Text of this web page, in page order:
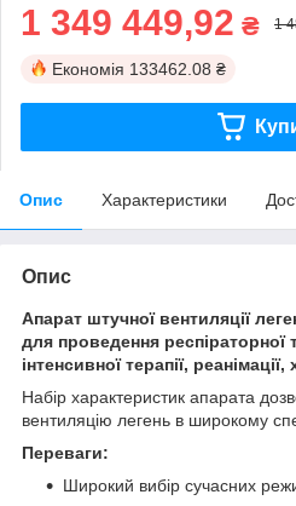
1 349 449,92 ₴ 1
Економія 133462.08 ₴
Опис Характеристики
Опис
Апарат штучної вентиляції
для проведення респіраторної
інтенсивної терапії,
Набір характеристик апарата
вентиляцію легень в широкому
Переваги:
Широкий вибір сучасних